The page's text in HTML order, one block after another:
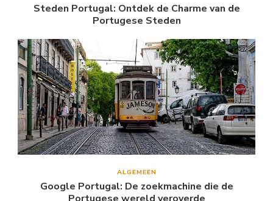
Steden Portugal: Ontdek de Charme van de
Portugese Steden
ALGEMEEN
Google Portugal: De zoekmachine die de